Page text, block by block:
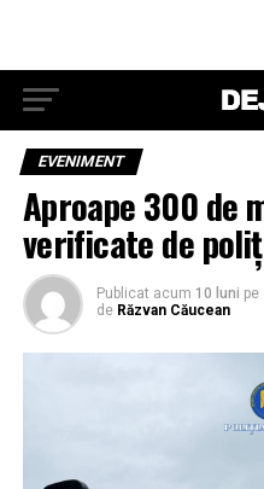
EVENIMENT
Aproape 300 de
verificate de
Publicat acum 10 luni pe
de Răzvan Căucean